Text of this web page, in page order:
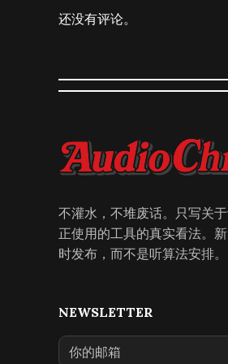
还没有评论。
不灌水，不堆废话。只写关
正使用的工具的真实看法。
时发布，而不是听算法安排。
NEWSLETTER